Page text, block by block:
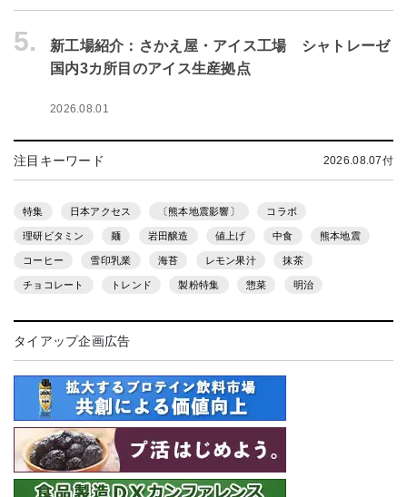
5.
新工場紹介：さかえ屋・アイス工場 シャトレーゼ
国内3カ所目のアイス生産拠点
2026.08.01
注目キーワード 2026.08.07付
特集 日本アクセス 〔熊本地震影響〕 コラボ
理研ビタミン 麺 岩田醸造 値上げ 中食 熊本地震
コーヒー 雪印乳業 海苔 レモン果汁 抹茶
チョコレート トレンド 製粉特集 惣菜 明治
タイアップ企画広告